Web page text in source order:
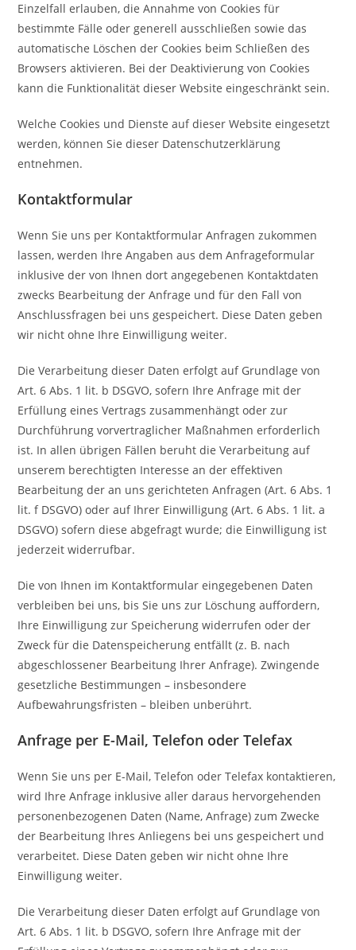
Einzelfall erlauben, die Annahme von Cookies für
bestimmte Fälle oder generell ausschließen sowie das
automatische Löschen der Cookies beim Schließen des
Browsers aktivieren. Bei der Deaktivierung von Cookies
kann die Funktionalität dieser Website eingeschränkt sein.
Welche Cookies und Dienste auf dieser Website eingesetzt
werden, können Sie dieser Datenschutzerklärung
entnehmen.
Kontaktformular
Wenn Sie uns per Kontaktformular Anfragen zukommen
lassen, werden Ihre Angaben aus dem Anfrageformular
inklusive der von Ihnen dort angegebenen Kontaktdaten
zwecks Bearbeitung der Anfrage und für den Fall von
Anschlussfragen bei uns gespeichert. Diese Daten geben
wir nicht ohne Ihre Einwilligung weiter.
Die Verarbeitung dieser Daten erfolgt auf Grundlage von
Art. 6 Abs. 1 lit. b DSGVO, sofern Ihre Anfrage mit der
Erfüllung eines Vertrags zusammenhängt oder zur
Durchführung vorvertraglicher Maßnahmen erforderlich
ist. In allen übrigen Fällen beruht die Verarbeitung auf
unserem berechtigten Interesse an der effektiven
Bearbeitung der an uns gerichteten Anfragen (Art. 6 Abs. 1
lit. f DSGVO) oder auf Ihrer Einwilligung (Art. 6 Abs. 1 lit. a
DSGVO) sofern diese abgefragt wurde; die Einwilligung ist
jederzeit widerrufbar.
Die von Ihnen im Kontaktformular eingegebenen Daten
verbleiben bei uns, bis Sie uns zur Löschung auffordern,
Ihre Einwilligung zur Speicherung widerrufen oder der
Zweck für die Datenspeicherung entfällt (z. B. nach
abgeschlossener Bearbeitung Ihrer Anfrage). Zwingende
gesetzliche Bestimmungen – insbesondere
Aufbewahrungsfristen – bleiben unberührt.
Anfrage per E-Mail, Telefon oder Telefax
Wenn Sie uns per E-Mail, Telefon oder Telefax kontaktieren,
wird Ihre Anfrage inklusive aller daraus hervorgehenden
personenbezogenen Daten (Name, Anfrage) zum Zwecke
der Bearbeitung Ihres Anliegens bei uns gespeichert und
verarbeitet. Diese Daten geben wir nicht ohne Ihre
Einwilligung weiter.
Die Verarbeitung dieser Daten erfolgt auf Grundlage von
Art. 6 Abs. 1 lit. b DSGVO, sofern Ihre Anfrage mit der